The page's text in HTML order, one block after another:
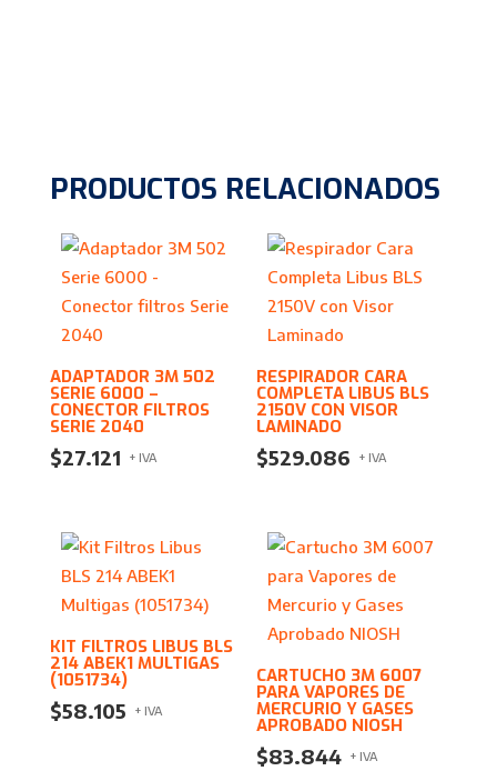
PRODUCTOS RELACIONADOS
ADAPTADOR 3M 502
SERIE 6000 –
CONECTOR FILTROS
SERIE 2040
$27.121 + IVA
RESPIRADOR CARA
COMPLETA LIBUS BLS
2150V CON VISOR
LAMINADO
$529.086 + IVA
KIT FILTROS LIBUS BLS
214 ABEK1 MULTIGAS
(1051734)
$58.105 + IVA
CARTUCHO 3M 6007
PARA VAPORES DE
MERCURIO Y GASES
APROBADO NIOSH
$83.844 + IVA